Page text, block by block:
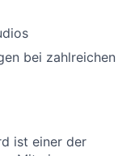
bei zahlreichen
ist einer der